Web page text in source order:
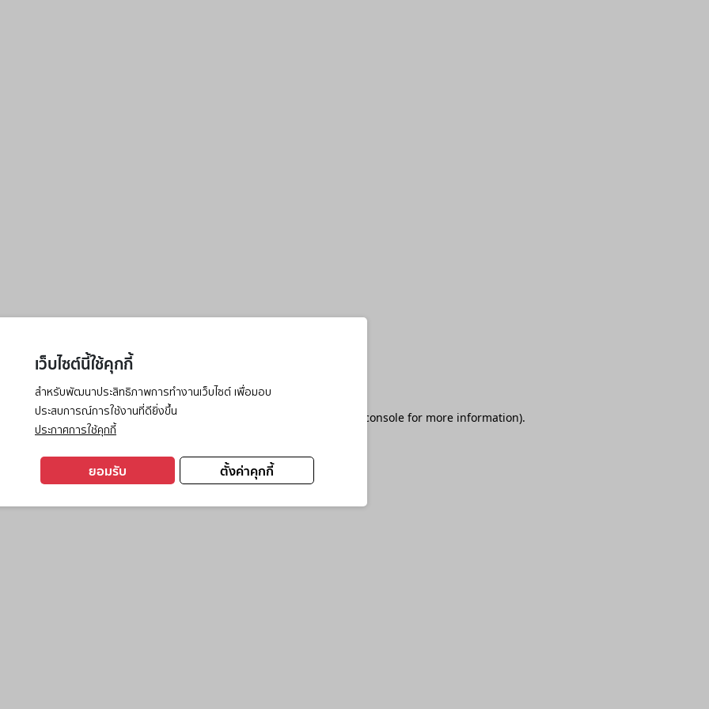
เว็บไซต์นี้ใช้คุกกี้
สำหรับพัฒนาประสิทธิภาพการทำงานเว็บไซต์ เพื่อมอบ
ประสบการณ์การใช้งานที่ดียิ่งขึ้น
ประกาศการใช้คุกกี้
ตั้งค่าคุกกี้
ยอมรับ
has occurred while loading browser console for more information).